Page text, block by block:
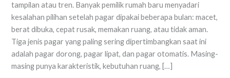
tampilan atau tren. Banyak pemilik rumah baru menyadari
kesalahan pilihan setelah pagar dipakai beberapa bulan: macet,
berat dibuka, cepat rusak, memakan ruang, atau tidak aman.
Tiga jenis pagar yang paling sering dipertimbangkan saat ini
adalah pagar dorong, pagar lipat, dan pagar otomatis. Masing-
masing punya karakteristik, kebutuhan ruang, […]